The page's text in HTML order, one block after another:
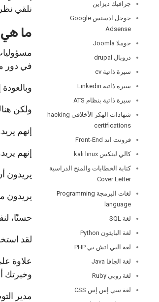
نلقي
ما هي
في دور
ولكن
إنهم
إنهم
يريدون
يريدون
حسنًا،
لقد
علاوة
وخبرتك
مدير
جرافيك ديزاين
جوجل ادسنس Google
Adsense
جوملا Joomla
دروبال drupal
سيرة ذاتية cv
سيرة ذاتية Linkedin
سيرة ذاتية بنظام ATS
شهادات الهكر الأخلاقي hacking
certifications
فرونت اند Front-End
كالي لينكس kali linux
كتابة الخطابات والمنح الدراسية
Cover Letter
لغات البرمجة Programming
language
لغة SQL
لغة البايثون Python
لغة البي اتش بي PHP
لغة الجافا Java
لغة روبي Ruby
لغة سي إس إس CSS